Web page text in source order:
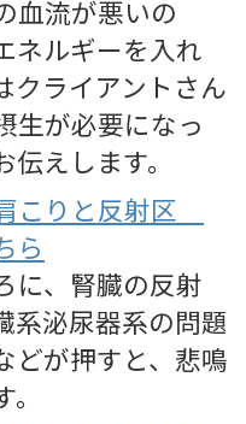
血流が悪いの
ネルギーを入れ
クライアントさん
生が必要になっ
えします。
こりと反射区
ら
に、腎臓の反射
系泌尿器系の問題
どが押すと、悲鳴